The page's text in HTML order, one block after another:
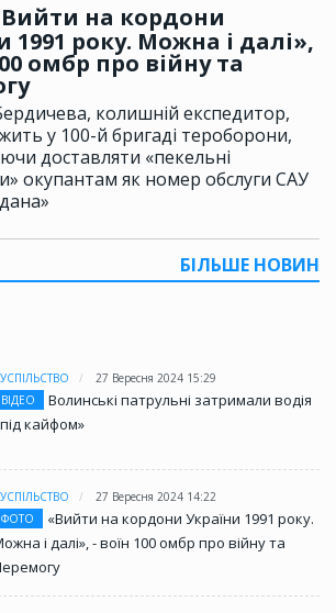
на кордони
1991 року. Можна і далі»,
омбр про війну та
колишній експедитор,
у 100-й бригаді тероборони,
доставляти «пекельні
окупантам як номер обслуги САУ
БІЛЬШЕ НОВИН
27 Вересня 2024 15:29
ВІДЕО
Волинські патрульні затримали водія
кайфом»
27 Вересня 2024 14:22
ФОТО
«Вийти на кордони України 1991 року.
і далі», - воїн 100 омбр про війну та